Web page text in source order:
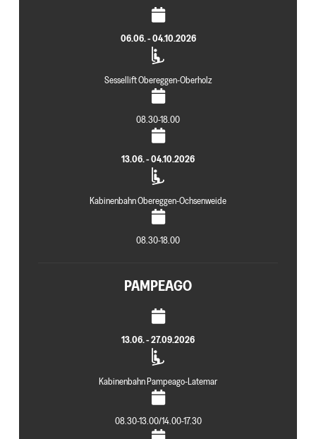
06.06. - 04.10.2026
Sessellift Obereggen-Oberholz
08.30-18.00
13.06. - 04.10.2026
Kabinenbahn Obereggen-Ochsenweide
08.30-18.00
PAMPEAGO
13.06. - 27.09.2026
Kabinenbahn Pampeago-Latemar
08.30-13.00/14.00-17.30